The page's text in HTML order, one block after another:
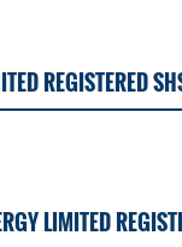
REGISTERED
LIMITED